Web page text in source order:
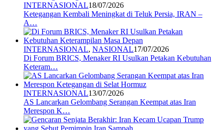
INTERNASIONAL18/07/2026
Ketegangan Kembali Meningkat di Teluk Persia, IRAN –
A…
INTERNASIONAL, NASIONAL17/07/2026
Di Forum BRICS, Menaker RI Usulkan Petakan Kebutuhan
Keteram…
INTERNASIONAL13/07/2026
AS Lancarkan Gelombang Serangan Keempat atas Iran
Merespon K…